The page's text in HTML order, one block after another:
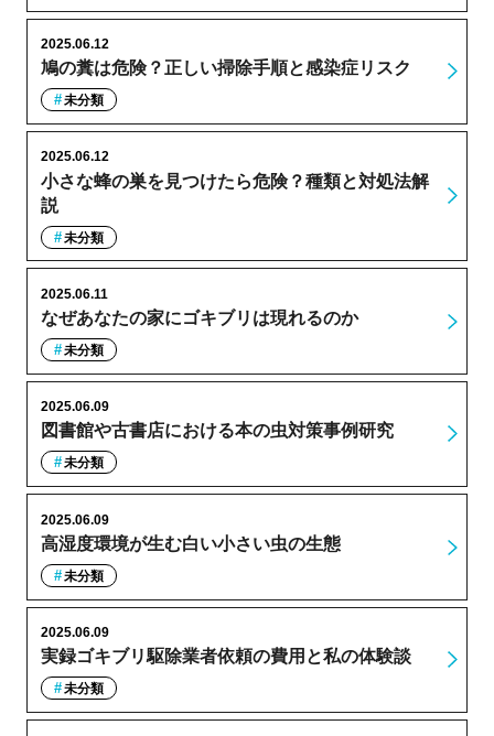
鳩の糞は危険？正しい掃除手順と感染症リスク
2025.06.12
未分類
小さな蜂の巣を見つけたら危険？種類と対処法解
説
2025.06.12
未分類
なぜあなたの家にゴキブリは現れるのか
2025.06.11
未分類
図書館や古書店における本の虫対策事例研究
2025.06.09
未分類
高湿度環境が生む白い小さい虫の生態
2025.06.09
未分類
実録ゴキブリ駆除業者依頼の費用と私の体験談
2025.06.09
未分類